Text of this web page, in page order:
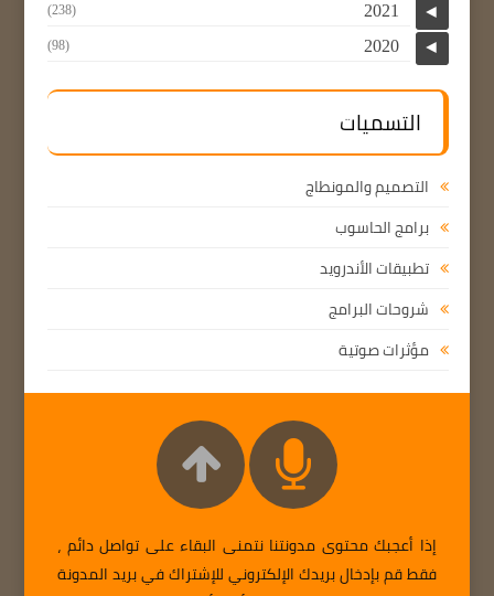
◄
2021
(238)
◄
2020
(98)
التسميات
التصميم والمونطاج
برامج الحاسوب
تطبيقات الأندرويد
شروحات البرامج
مؤثرات صوتية
إذا أعجبك محتوى مدونتنا نتمنى البقاء على تواصل دائم ،
فقط قم بإدخال بريدك الإلكتروني للإشتراك في بريد المدونة